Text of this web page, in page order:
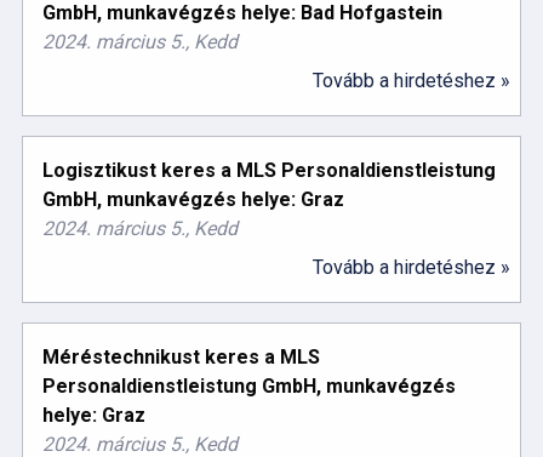
GmbH, munkavégzés helye: Bad Hofgastein
2024. március 5., Kedd
Tovább a hirdetéshez »
Logisztikust keres a MLS Personaldienstleistung
GmbH, munkavégzés helye: Graz
2024. március 5., Kedd
Tovább a hirdetéshez »
Méréstechnikust keres a MLS
Personaldienstleistung GmbH, munkavégzés
helye: Graz
2024. március 5., Kedd